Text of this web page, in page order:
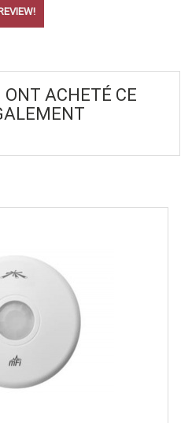
ONT ACHETÉ CE